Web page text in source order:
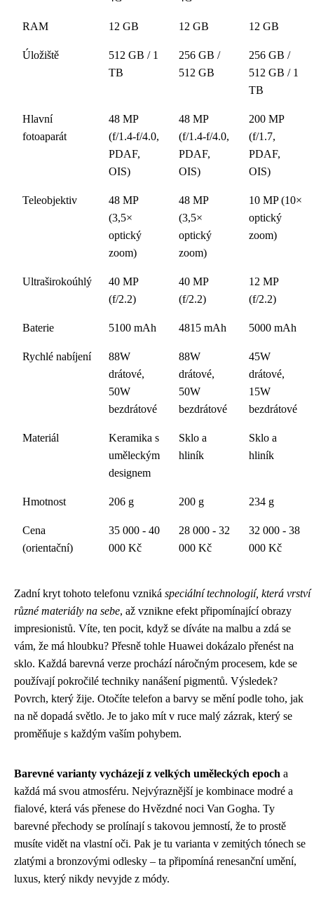
RAM 12 GB 12 GB 12 GB
Úložiště
512 GB / 1
TB
256 GB /
512 GB
256 GB /
512 GB / 1
TB
Hlavní
fotoaparát
48 MP
(f/1.4-f/4.0,
PDAF,
OIS)
48 MP
(f/1.4-f/4.0,
PDAF,
OIS)
200 MP
(f/1.7,
PDAF,
OIS)
Teleobjektiv
48 MP
(3,5×
optický
zoom)
48 MP
(3,5×
optický
zoom)
10 MP (10×
optický
zoom)
Ultraširokoúhlý
40 MP
(f/2.2)
40 MP
(f/2.2)
12 MP
(f/2.2)
Baterie 5100 mAh 4815 mAh 5000 mAh
Rychlé nabíjení
88W
drátové,
50W
bezdrátové
88W
drátové,
50W
bezdrátové
45W
drátové,
15W
bezdrátové
Materiál
Keramika s
uměleckým
designem
Sklo a
hliník
Sklo a
hliník
Hmotnost 206 g 200 g 234 g
Cena
(orientační)
35 000 - 40
000 Kč
28 000 - 32
000 Kč
32 000 - 38
000 Kč
Zadní kryt tohoto telefonu vzniká speciální technologií, která vrství
různé materiály na sebe, až vznikne efekt připomínající obrazy
impresionistů. Víte, ten pocit, když se díváte na malbu a zdá se
vám, že má hloubku? Přesně tohle Huawei dokázalo přenést na
sklo. Každá barevná verze prochází náročným procesem, kde se
používají pokročilé techniky nanášení pigmentů. Výsledek?
Povrch, který žije. Otočíte telefon a barvy se mění podle toho, jak
na ně dopadá světlo. Je to jako mít v ruce malý zázrak, který se
proměňuje s každým vaším pohybem.
Barevné varianty vycházejí z velkých uměleckých epoch a
každá má svou atmosféru. Nejvýraznější je kombinace modré a
fialové, která vás přenese do Hvězdné noci Van Gogha. Ty
barevné přechody se prolínají s takovou jemností, že to prostě
musíte vidět na vlastní oči. Pak je tu varianta v zemitých tónech se
zlatými a bronzovými odlesky – ta připomíná renesanční umění,
luxus, který nikdy nevyjde z módy.